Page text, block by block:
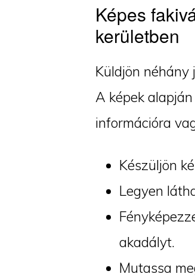
Képes
kerületben
Küldjön
A képek
információra
Készüljön
Legyen
akadályt.
Mutassa